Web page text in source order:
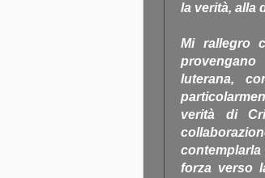
la verità, alla
Mi rallegro
luterana,
verità di
forza verso